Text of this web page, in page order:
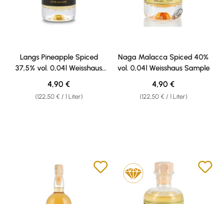
Langs Pineapple Spiced
37,5% vol. 0,04l Weisshaus
Sample
(122,50 € / 1 Liter)
Regulärer Preis:
4,90 €
Naga Malacca Spiced 40%
vol. 0,04l Weisshaus Sample
(122,50 € / 1 Liter)
Regulärer Preis:
4,90 €